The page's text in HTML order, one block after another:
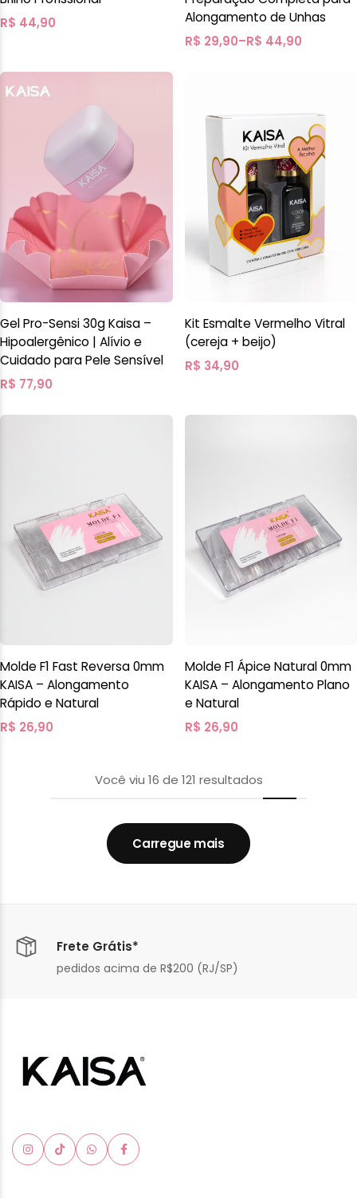
R$ 44,90
Alongamento de Unhas
R$ 29,90–R$ 44,90
Gel Pro-Sensi 30g Kaisa –
Hipoalergênico | Alívio e
Cuidado para Pele Sensível
R$ 77,90
Kit Esmalte Vermelho Vitral
(cereja + beijo)
R$ 34,90
Molde F1 Fast Reversa 0mm
KAISA – Alongamento
Rápido e Natural
R$ 26,90
Molde F1 Ápice Natural 0mm
KAISA – Alongamento Plano
e Natural
R$ 26,90
Você viu 16 de 121 resultados
Carregue mais
Frete Grátis*
pedidos acima de R$200 (RJ/SP)